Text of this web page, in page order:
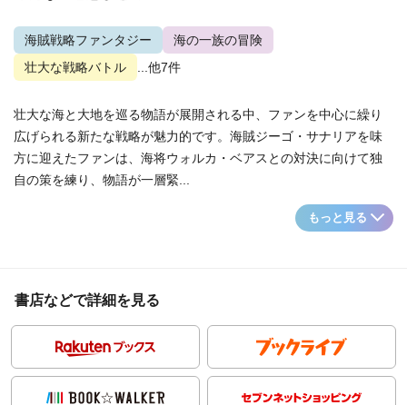
海賊戦略ファンタジー
海の一族の冒険
壮大な戦略バトル
...他7件
壮大な海と大地を巡る物語が展開される中、ファンを中心に繰り
広げられる新たな戦略が魅力的です。海賊ジーゴ・サナリアを味
方に迎えたファンは、海将ウォルカ・ベアスとの対決に向けて独
自の策を練り、物語が一層緊...
もっと見る
書店などで詳細を見る